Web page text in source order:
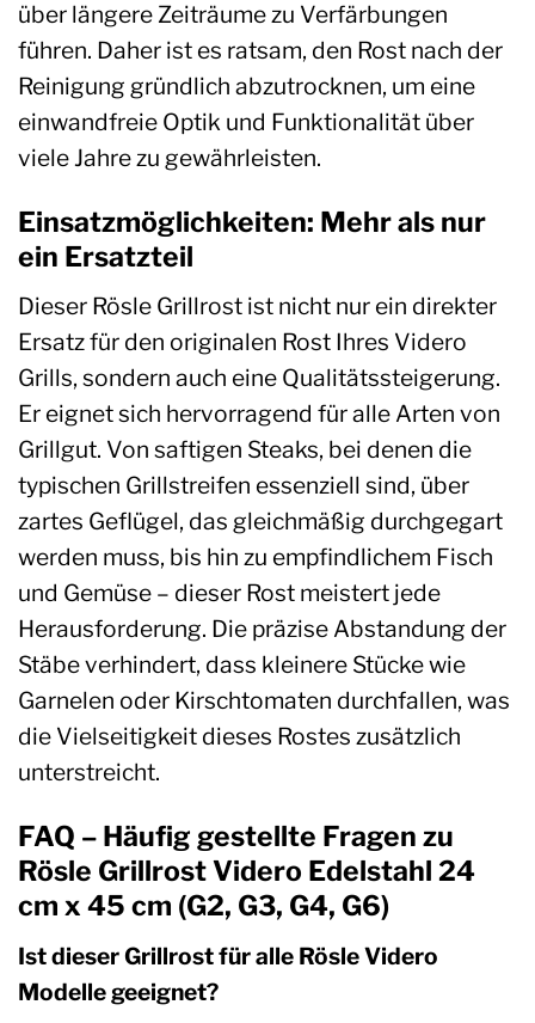
über längere Zeiträume zu Verfärbungen
führen. Daher ist es ratsam, den Rost nach der
Reinigung gründlich abzutrocknen, um eine
einwandfreie Optik und Funktionalität über
viele Jahre zu gewährleisten.
Einsatzmöglichkeiten: Mehr als nur
ein Ersatzteil
Dieser Rösle Grillrost ist nicht nur ein direkter
Ersatz für den originalen Rost Ihres Videro
Grills, sondern auch eine Qualitätssteigerung.
Er eignet sich hervorragend für alle Arten von
Grillgut. Von saftigen Steaks, bei denen die
typischen Grillstreifen essenziell sind, über
zartes Geflügel, das gleichmäßig durchgegart
werden muss, bis hin zu empfindlichem Fisch
und Gemüse – dieser Rost meistert jede
Herausforderung. Die präzise Abstandung der
Stäbe verhindert, dass kleinere Stücke wie
Garnelen oder Kirschtomaten durchfallen, was
die Vielseitigkeit dieses Rostes zusätzlich
unterstreicht.
FAQ – Häufig gestellte Fragen zu
Rösle Grillrost Videro Edelstahl 24
cm x 45 cm (G2, G3, G4, G6)
Ist dieser Grillrost für alle Rösle Videro
Modelle geeignet?